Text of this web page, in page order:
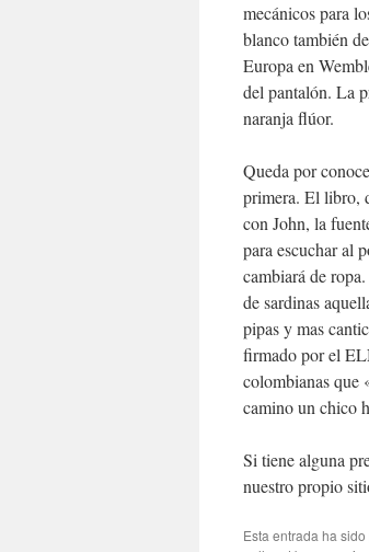
mecánicos para
blanco también
Europa en
del pantalón. La
naranja flúor.
Queda por
primera. El libro,
con John, la
para escuchar al
cambiará de
de sardinas
pipas y mas
firmado por el
colombianas que
camino un chico
Si tiene alguna
nuestro propio
Esta entrada ha